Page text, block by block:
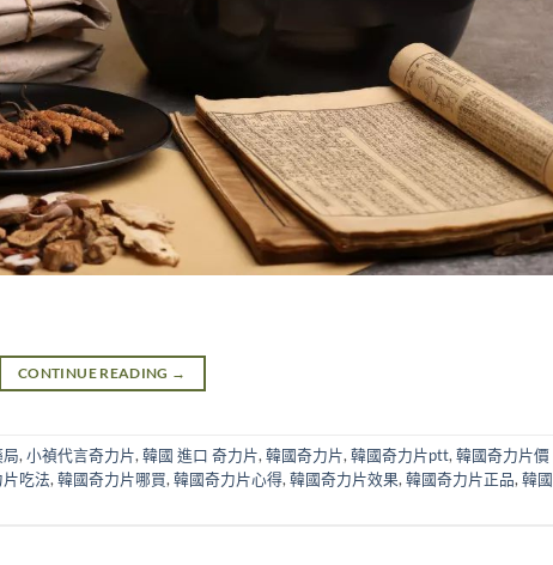
CONTINUE READING →
, 小禎代言奇力片, 韓國 進口 奇力片, 韓國奇力片, 韓國奇力片ptt, 韓國奇力片價
吃法, 韓國奇力片哪買, 韓國奇力片心得, 韓國奇力片效果, 韓國奇力片正品, 韓國